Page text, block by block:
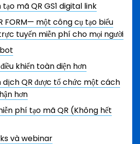
mã QR GS1 digital link
FORM— một công cụ tạo biểu
tuyến miễn phí cho mọi người
khiển toàn diện hơn
dịch QR được tổ chức một cách
hơn
phí tạo mã QR (Không hết
và webinar